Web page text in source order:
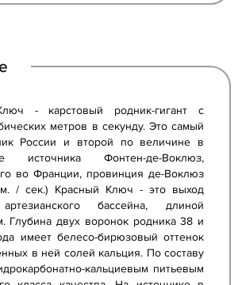
- карстовый родник-гигант с
метров в секунду. Это самый
России и второй по величине в
источника Фонтен-де-Воклюз,
во Франции, провинция де-Воклюз
/ сек.) Красный Ключ - это выход
бассейна, длиной
Глубина двух воронок родника 38 и
имеет белесо-бирюзовый оттенок
в ней солей кальция. По составу
кальциевым питьевым